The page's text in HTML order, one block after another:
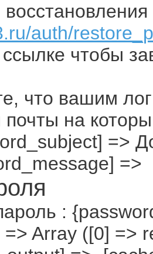
auth/
чтобы
что вашим
почты на
=>
=>
:
Array ([0] =>